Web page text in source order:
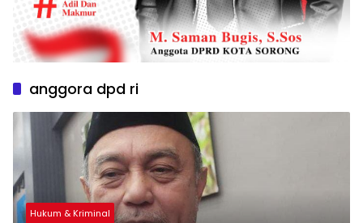
anggora dpd ri
Hukum & Kriminal